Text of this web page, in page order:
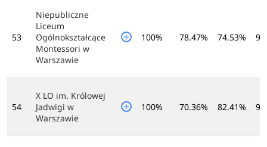
53
Niepubliczne
Liceum
Ogólnokształcące
Montessori w
Warszawie
100% 78.47% 74.53%
54
X LO im. Królowej
Jadwigi w
Warszawie
100% 70.36% 82.41%